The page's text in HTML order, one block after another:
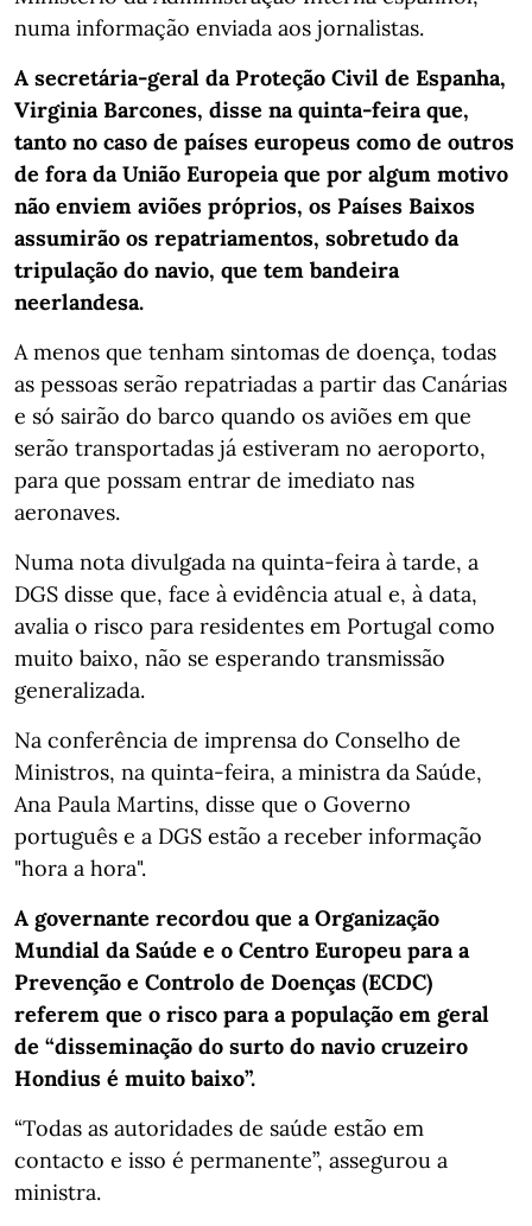
numa informação enviada aos jornalistas.
A secretária-geral da Proteção Civil de Espanha,
Virginia Barcones, disse na quinta-feira que,
tanto no caso de países europeus como de outros
de fora da União Europeia que por algum motivo
não enviem aviões próprios, os Países Baixos
assumirão os repatriamentos, sobretudo da
tripulação do navio, que tem bandeira
neerlandesa.
A menos que tenham sintomas de doença, todas
as pessoas serão repatriadas a partir das Canárias
e só sairão do barco quando os aviões em que
serão transportadas já estiveram no aeroporto,
para que possam entrar de imediato nas
aeronaves.
Numa nota divulgada na quinta-feira à tarde, a
DGS disse que, face à evidência atual e, à data,
avalia o risco para residentes em Portugal como
muito baixo, não se esperando transmissão
generalizada.
Na conferência de imprensa do Conselho de
Ministros, na quinta-feira, a ministra da Saúde,
Ana Paula Martins, disse que o Governo
português e a DGS estão a receber informação
"hora a hora".
A governante recordou que a Organização
Mundial da Saúde e o Centro Europeu para a
Prevenção e Controlo de Doenças (ECDC)
referem que o risco para a população em geral
de “disseminação do surto do navio cruzeiro
Hondius é muito baixo”.
“Todas as autoridades de saúde estão em
contacto e isso é permanente”, assegurou a
ministra.